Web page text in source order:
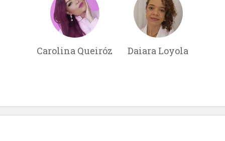
Carolina Queiróz Daiara Loyola